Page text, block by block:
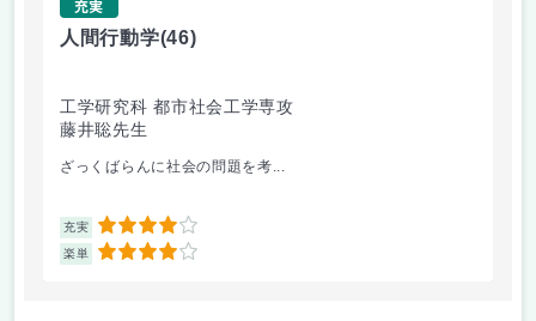
充実
人間行動学(46)
工学研究科 都市社会工学専攻
藤井聡先生
ざっくばらんに社会の問題を考...
充実 4
楽単 4